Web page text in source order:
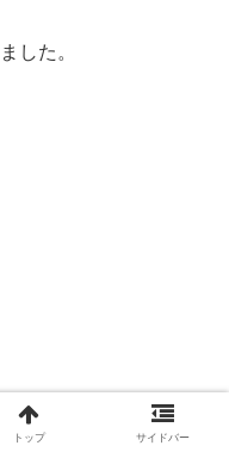
した。
トップ サイドバー